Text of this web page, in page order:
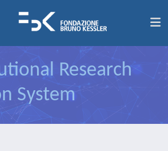
Research
System